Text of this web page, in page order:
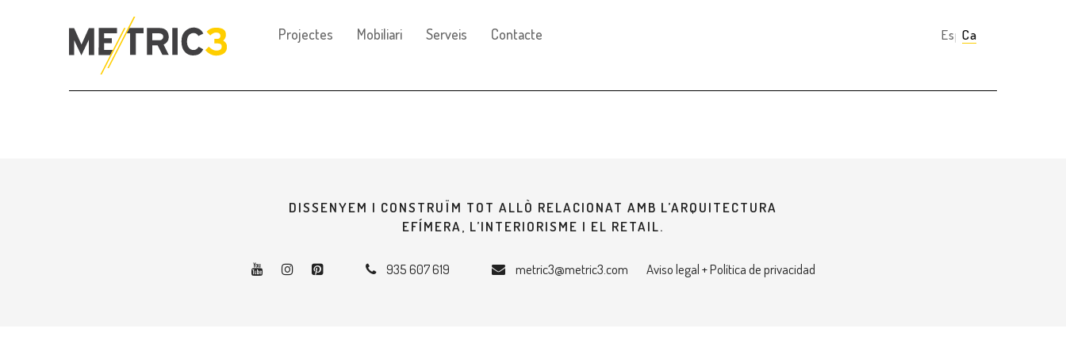
Projectes Mobiliari Serveis Contacte Español
Català
DISSENYEM I CONSTRUÏM TOT ALLÒ RELACIONAT AMB L’ARQUITECTURA
EFÍMERA, L’INTERIORISME I EL RETAIL.
935 607 619 metric3@metric3.com Aviso legal + Política de privacidad